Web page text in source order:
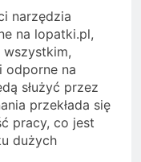
narzędzia
na lopatki.pl,
odporne na
służyć przez
przekłada się
pracy, co jest
dużych